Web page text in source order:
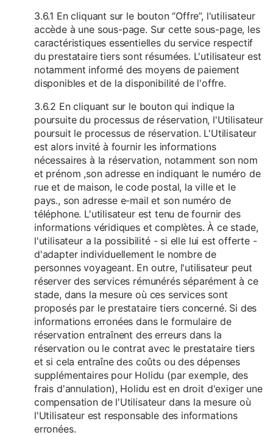
3.6.1 En cliquant sur le bouton “Offre”, l'utilisateur
accède à une sous-page. Sur cette sous-page, les
caractéristiques essentielles du service respectif
du prestataire tiers sont résumées. L'utilisateur est
notamment informé des moyens de paiement
disponibles et de la disponibilité de l'offre.
3.6.2 En cliquant sur le bouton qui indique la
poursuite du processus de réservation, l'Utilisateur
poursuit le processus de réservation. L'Utilisateur
est alors invité à fournir les informations
nécessaires à la réservation, notamment son nom
et prénom ,son adresse en indiquant le numéro de
rue et de maison, le code postal, la ville et le
pays., son adresse e-mail et son numéro de
téléphone. L'utilisateur est tenu de fournir des
informations véridiques et complètes. À ce stade,
l'utilisateur a la possibilité - si elle lui est offerte -
d'adapter individuellement le nombre de
personnes voyageant. En outre, l'utilisateur peut
réserver des services rémunérés séparément à ce
stade, dans la mesure où ces services sont
proposés par le prestataire tiers concerné. Si des
informations erronées dans le formulaire de
réservation entraînent des erreurs dans la
réservation ou le contrat avec le prestataire tiers
et si cela entraîne des coûts ou des dépenses
supplémentaires pour Holidu (par exemple, des
frais d'annulation), Holidu est en droit d'exiger une
compensation de l'Utilisateur dans la mesure où
l'Utilisateur est responsable des informations
erronées.